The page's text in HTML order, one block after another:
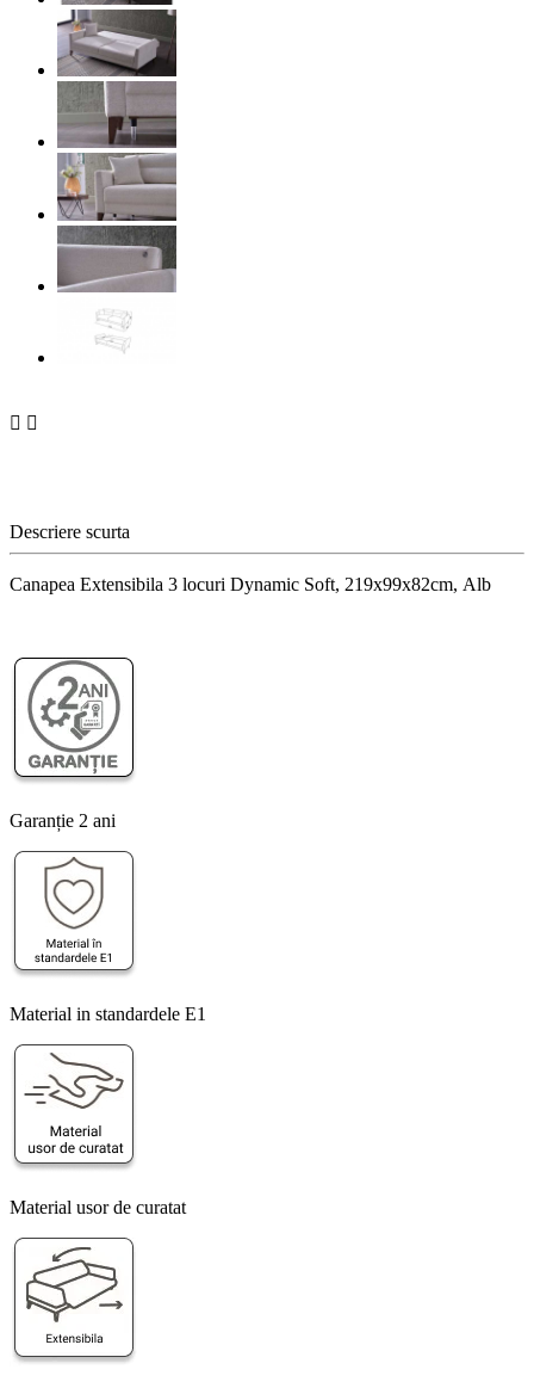
 
Descriere scurta
Canapea Extensibila 3 locuri Dynamic Soft, 219x99x82cm, Alb
Garanție 2 ani
Material in standardele E1
Material usor de curatat